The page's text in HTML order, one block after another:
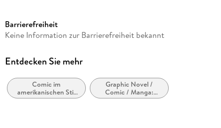
Autor/Autorin
Verlag/Hersteller
Produktart
gebunden
Barrierefreiheit
Keine Information zur Barrierefreiheit bekannt
Entdecken Sie mehr
Comic im
amerikanischen Stil
bzw. Tradition
Graphic Novel /
Comic / Manga:
Genres, Gattungen